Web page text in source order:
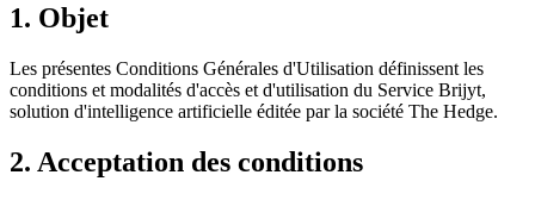
1. Objet
Les présentes Conditions Générales d'Utilisation définissent les
conditions et modalités d'accès et d'utilisation du Service Brijyt,
solution d'intelligence artificielle éditée par la société The Hedge.
2. Acceptation des conditions